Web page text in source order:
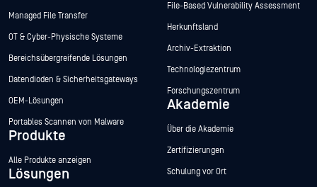
Managed File Transfer
OT & Cyber-Physische Systeme
Bereichsübergreifende Lösungen
Datendioden & Sicherheitsgateways
OEM-Lösungen
Portables Scannen von Malware
Produkte
Alle Produkte anzeigen
Lösungen
File-Based Vulnerability Assessment
Herkunftsland
Archiv-Extraktion
Technologiezentrum
Forschungszentrum
Akademie
Über die Akademie
Zertifizierungen
Schulung vor Ort